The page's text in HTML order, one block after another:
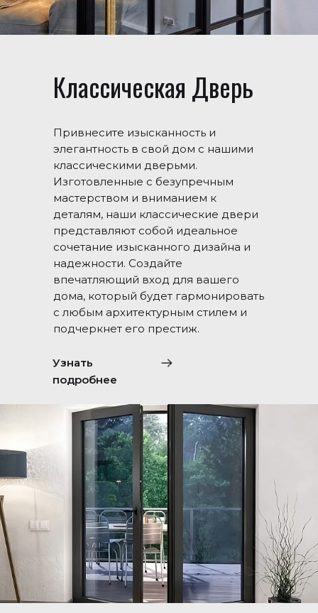
Классическая Дверь
Привнесите изысканность и
элегантность в свой дом с нашими
классическими дверьми.
Изготовленные с безупречным
мастерством и вниманием к
деталям, наши классические двери
представляют собой идеальное
сочетание изысканного дизайна и
надежности. Создайте
впечатляющий вход для вашего
дома, который будет гармонировать
с любым архитектурным стилем и
подчеркнет его престиж.
Узнать
подробнее